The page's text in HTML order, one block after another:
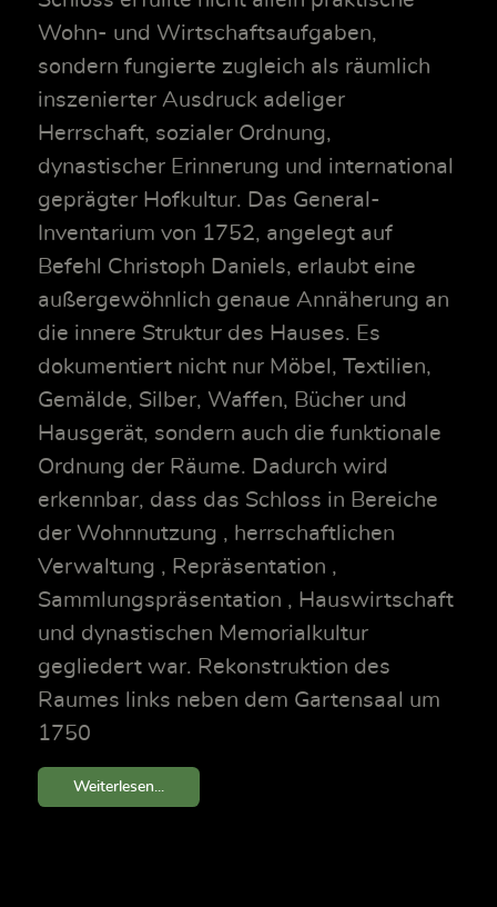
Wohn- und Wirtschaftsaufgaben,
sondern fungierte zugleich als räumlich
inszenierter Ausdruck adeliger
Herrschaft, sozialer Ordnung,
dynastischer Erinnerung und international
geprägter Hofkultur. Das General-
Inventarium von 1752, angelegt auf
Befehl Christoph Daniels, erlaubt eine
außergewöhnlich genaue Annäherung an
die innere Struktur des Hauses. Es
dokumentiert nicht nur Möbel, Textilien,
Gemälde, Silber, Waffen, Bücher und
Hausgerät, sondern auch die funktionale
Ordnung der Räume. Dadurch wird
erkennbar, dass das Schloss in Bereiche
der Wohnnutzung , herrschaftlichen
Verwaltung , Repräsentation ,
Sammlungspräsentation , Hauswirtschaft
und dynastischen Memorialkultur
gegliedert war. Rekonstruktion des
Raumes links neben dem Gartensaal um
1750
Weiterlesen...